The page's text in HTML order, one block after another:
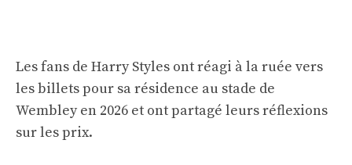
Les fans de Harry Styles ont réagi à la ruée vers
les billets pour sa résidence au stade de
Wembley en 2026 et ont partagé leurs réflexions
sur les prix.